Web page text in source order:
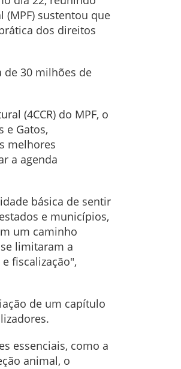
(MPF) sustentou que
dos direitos
de 30 milhões de
(4CCR) do MPF, o
e Gatos,
melhores
a agenda
básica de sentir
e municípios,
um caminho
limitaram a
fiscalização",
de um capítulo
essenciais, como a
animal, o